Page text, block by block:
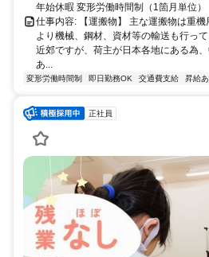
年始休暇 変形労働時間制（1箇月単位）
仕事内容: 【運搬物】 主な運搬物は重
より機械、鋼材、資材等の輸送も行っ
近郊ですが、荷主が日本各地にある為
あ...
変形労働時間制 即日勤務OK 交通費支給 昇給あ
正社員